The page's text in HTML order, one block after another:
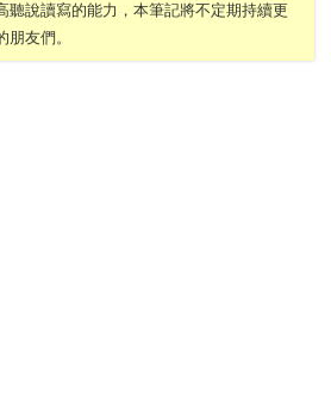
聽說讀寫的能力，本筆記將不定期持續更
友們。